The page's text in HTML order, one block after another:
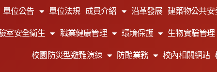
單位公告 單位法規 成員介紹 沿革發展 建築物公共安
室安全衛生 職業健康管理 環境保護 生物實驗管理
校園防災型避難演練 防颱業務 校內相關網站